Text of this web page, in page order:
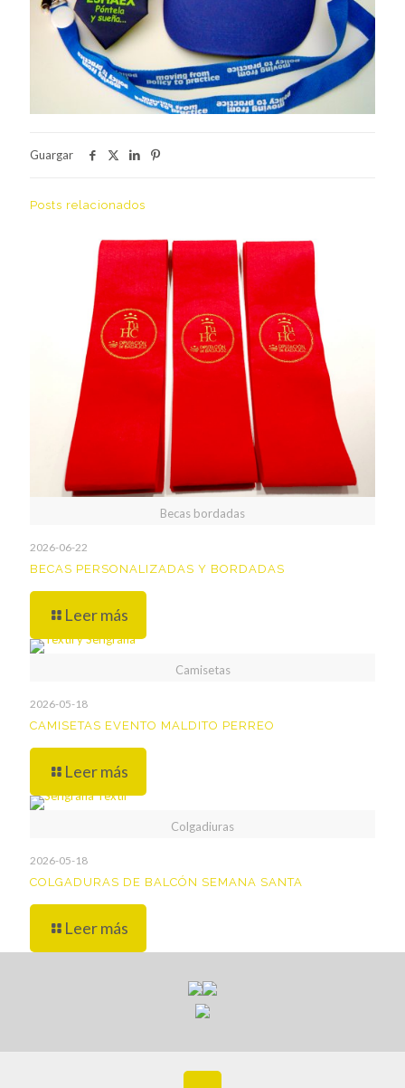
Guargar
Posts relacionados
Becas bordadas
2026-06-22
BECAS PERSONALIZADAS Y BORDADAS
Leer más
Camisetas
2026-05-18
CAMISETAS EVENTO MALDITO PERREO
Leer más
Colgadiuras
2026-05-18
COLGADURAS DE BALCÓN SEMANA SANTA
Leer más